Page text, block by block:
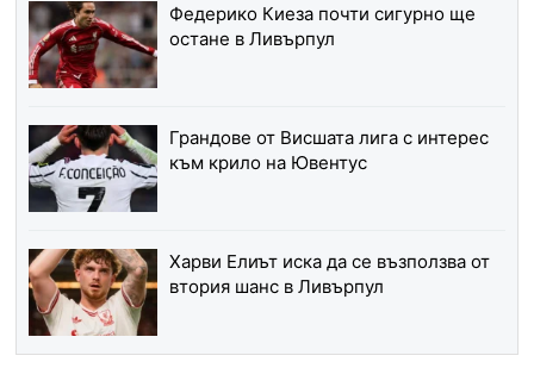
Федерико Киеза почти сигурно ще
остане в Ливърпул
Грандове от Висшата лига с интерес
към крило на Ювентус
Харви Елиът иска да се възползва от
втория шанс в Ливърпул